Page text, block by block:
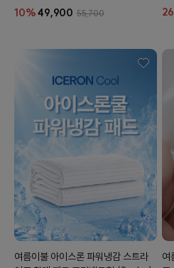
10%49,900 55,700
여름이불 아이스론 파워냉감 스트라
여